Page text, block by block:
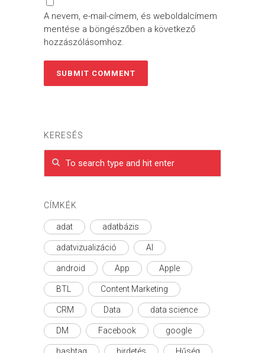
A nevem, e-mail-címem, és weboldalcímem
mentése a böngészőben a következő
hozzászólásomhoz.
KERESÉS
CÍMKÉK
adat adatbázis
adatvizualizáció AI
android App Apple
BTL Content Marketing
CRM Data data science
DM Facebook google